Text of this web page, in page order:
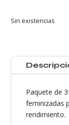
Sin existencias
Paquete de
feminizadas
rendimiento.